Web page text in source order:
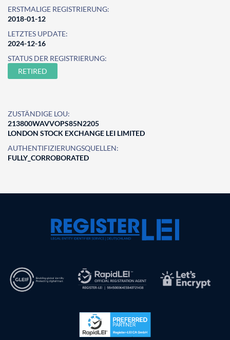
ERSTMALIGE REGISTRIERUNG:
2018-01-12
LETZTES UPDATE:
2024-12-16
STATUS DER REGISTRIERUNG:
RETIRED
ZUSTÄNDIGE LOU:
213800WAVVOPS85N2205
LONDON STOCK EXCHANGE LEI LIMITED
AUTHENTIFIZIERUNGSQUELLEN:
FULLY_CORROBORATED